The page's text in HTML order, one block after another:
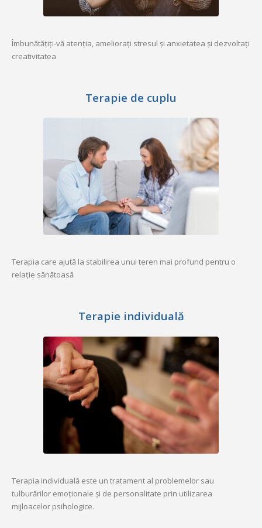
Îmbunătățiți-vă atenția, ameliorați stresul și anxietatea și dezvoltați
creativitatea
Terapie de cuplu
Terapia care ajută la stabilirea unui teren mai profund pentru o
relație sănătoasă
Terapie individuală
Terapia individuală este un tratament al problemelor sau
tulburărilor emoționale și de personalitate prin utilizarea
mijloacelor psihologice.